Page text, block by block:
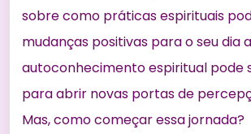
sobre como práticas espirituais
mudanças positivas para o seu dia
autoconhecimento espiritual pode
para abrir novas portas de
Mas, como começar essa jornada?